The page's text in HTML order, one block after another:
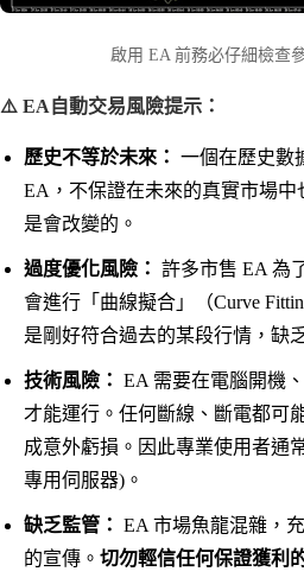
啟用 EA 前務必仔細檢查
⚠️ EA自動交易風險提示：
歷史不等於未來： 一個在歷史數
EA，不保證在未來的真實市場中
是會改變的。
過度優化風險： 許多市售 EA 為
會進行「曲線擬合」（Curve
是剛好符合過去的某段行情，缺
技術風險： EA 需要在電腦開機
才能運行。任何斷線、斷電都可
成意外虧損。因此專業使用者通
專用伺服器)。
缺乏監管： EA 市場魚龍混雜，
的宣傳。 切勿輕信任何保證獲利